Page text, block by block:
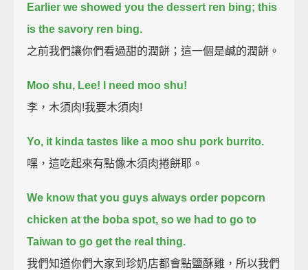
Earlier we showed you the dessert ren bing; this
is the savory ren bing.
之前我們讓你們看過甜的潤餅；這一個是鹹的潤餅。
Moo shu, Lee!
I need moo shu!
李，木須肉!我要木須肉!
Yo, it kinda tastes like a moo shu pork burrito.
嘿，這吃起來有點像木須肉捲餅耶。
We know that you guys always order popcorn
chicken at the boba spot, so we had to go to
Taiwan to go get the real thing.
我們知道你們大家到珍奶店都會點鹽酥雞，所以我們